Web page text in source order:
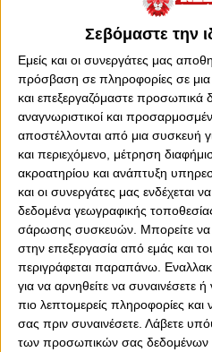
Σεβόμαστε την
Εμείς και οι συνεργάτες μας
πρόσβαση σε πληροφορίες σε
και επεξεργαζόμαστε προσωπικά
αναγνωριστικοί και
αποστέλλονται από μια συσκευή
και περιεχόμενο, μέτρηση
ακροατηρίου και ανάπτυξη
και οι συνεργάτες μας ενδέχεται
δεδομένα γεωγραφικής
σάρωσης συσκευών. Μπορείτε να
στην επεξεργασία από εμάς και
περιγράφεται παραπάνω.
για να αρνηθείτε να
πιο λεπτομερείς πληροφορίες και
σας πριν συναινέσετε. Λάβετε
των προσωπικών σας δεδομένων
Τετάρτη, 23 Αυγούστου 2023 -
0 0